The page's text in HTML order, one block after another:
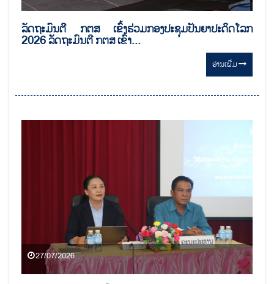
ລັດຖະມົນຕີ ກຕສ ເຂົ້າຮ່ວມກອງປະຊຸມປັນຍາປະດິດໂລກ
2026 ລັດຖະມົນຕີ ກຕສ ເຂົ້າ...
ອ່ານ​ເພີ່ມ
27/07/2026